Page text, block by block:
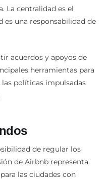
La centralidad es el
es una responsabilidad de
acuerdos y apoyos de
herramientas para
políticas impulsadas
de regular los
de Airbnb representa
las ciudades con